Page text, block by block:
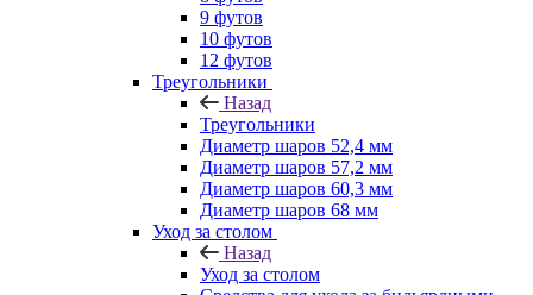
9 футов
10 футов
12 футов
Треугольники
Назад
Треугольники
Диаметр шаров 52,4 мм
Диаметр шаров 57,2 мм
Диаметр шаров 60,3 мм
Диаметр шаров 68 мм
Уход за столом
Назад
Уход за столом